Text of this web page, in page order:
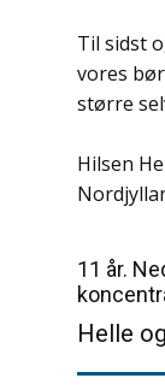
Til sidst
vores
større
Hilsen
11 år.
Helle